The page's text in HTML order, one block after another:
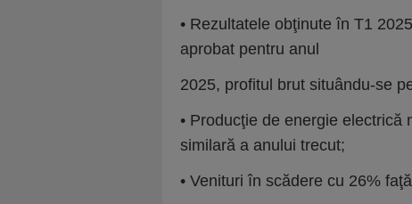
• Rezultatele obţinute în T1
aprobat pentru anul
2025, profitul brut situându-se
• Producţie de energie
similară a anului trecut;
• Venituri în scădere cu 26%